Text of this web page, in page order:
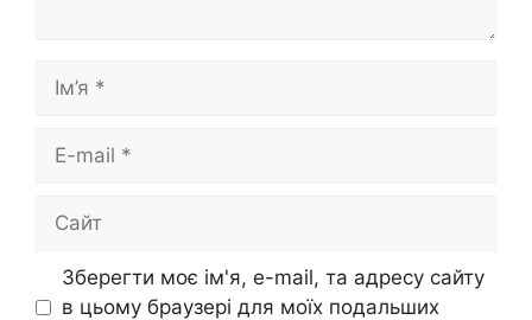
mail
Зберегти моє ім'я, e-mail, та адресу сайту
в цьому браузері для моїх подальших